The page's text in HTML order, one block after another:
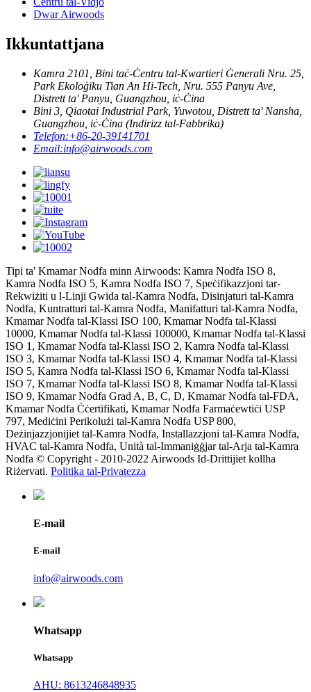
Dwar Airwoods
Ikkuntattjana
Kamra 2101, Bini taċ-Ċentru tal-Kwartieri Ġenerali Nru. 25,
Park Ekoloġiku Tian An Hi-Tech, Nru. 555 Panyu Ave,
Distrett ta' Panyu, Guangzhou, iċ-Ċina
Bini 3, Qiaotai Industrial Park, Yuwotou, Distrett ta' Nansha,
Guangzhou, iċ-Ċina (Indirizz tal-Fabbrika)
Telefon:+86-20-39141701
Email:info@airwoods.com
Tipi ta' Kmamar Nodfa minn Airwoods: Kamra Nodfa ISO 8,
Kamra Nodfa ISO 5, Kamra Nodfa ISO 7, Speċifikazzjoni tar-
Rekwiżiti u l-Linji Gwida tal-Kamra Nodfa, Disinjaturi tal-Kamra
Nodfa, Kuntratturi tal-Kamra Nodfa, Manifatturi tal-Kamra Nodfa,
Kmamar Nodfa tal-Klassi ISO 100, Kmamar Nodfa tal-Klassi
10000, Kmamar Nodfa tal-Klassi 100000, Kmamar Nodfa tal-Klassi
ISO 1, Kmamar Nodfa tal-Klassi ISO 2, Kamra Nodfa tal-Klassi
ISO 3, Kmamar Nodfa tal-Klassi ISO 4, Kmamar Nodfa tal-Klassi
ISO 5, Kamra Nodfa tal-Klassi ISO 6, Kmamar Nodfa tal-Klassi
ISO 7, Kmamar Nodfa tal-Klassi ISO 8, Kmamar Nodfa tal-Klassi
ISO 9, Kmamar Nodfa Grad A, B, C, D, Kmamar Nodfa tal-FDA,
Kmamar Nodfa Ċċertifikati, Kmamar Nodfa Farmaċewtiċi USP
797, Mediċini Perikolużi tal-Kamra Nodfa USP 800,
Deżinjazzjonijiet tal-Kamra Nodfa, Installazzjoni tal-Kamra Nodfa,
HVAC tal-Kamra Nodfa, Unità tal-Immaniġġjar tal-Arja tal-Kamra
Nodfa © Copyright - 2010-2022 Airwoods Id-Drittijiet kollha
Riżervati. Politika tal-Privatezza
E-mail
E-mail
info@airwoods.com
Whatsapp
Whatsapp
AHU: 8613246848935